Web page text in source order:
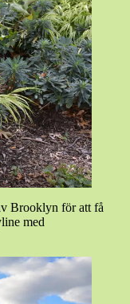
Brooklyn för att få
med